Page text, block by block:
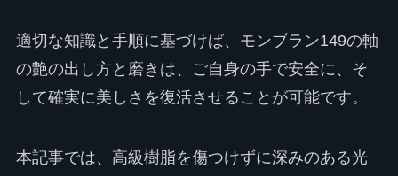
適切な知識と手順に基づけば、モンブラン149の軸
の艶の出し方と磨きは、ご自身の手で安全に、そ
して確実に美しさを復活させることが可能です。
本記事では、高級樹脂を傷つけずに深みのある光